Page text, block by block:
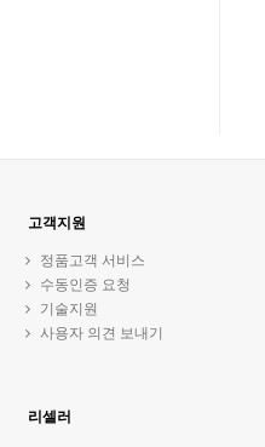
고객지원
정품고객 서비스
수동인증 요청
기술지원
사용자 의견 보내기
리셀러